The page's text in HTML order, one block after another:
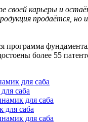
карьеры и
продаётся, но
более 55
для саба
саба
для саба
саба
для саба